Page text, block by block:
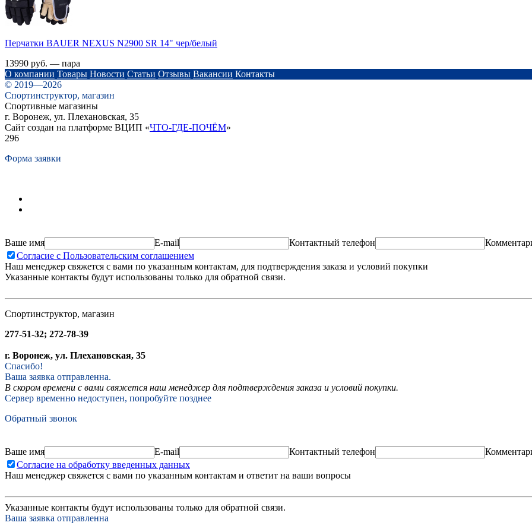
Перчатки BAUER NEXUS N2900 SR 14" чер/белый
13990 руб. — пара
О компании Товары Новости Статьи Отзывы Вакансии Контакты
© 2019—2026
Спортинструктор, магазин
Спортивные магазины
г. Воронеж, ул. Плехановская, 35
Сайт создан на платформе ВЦИП «ЧТО-ГДЕ-ПОЧЁМ»
296
Форма заявки
Ваше имя E-mail Контактный телефон
Согласие с Пользовательским соглашением
Наш менеджер свяжется с вами по указанным контактам, для подтверждения заказа и условий покупки
Указанные контакты будут использованы только для обратной связи.
Спортинструктор, магазин
277-51-32; 272-78-39
г. Воронеж, ул. Плехановская, 35
Спасибо!
Ваша заявка отправленна.
В скором времени с вами свяжется наш менеджер для подтверждения заказа и условий покупки.
Сервер временно недоступен, попробуйте позднее
Обратный звонок
Ваше имя E-mail Контактный телефон
Согласие на обработку введенных данных
Наш менеджер свяжется с вами по указанным контактам и ответит на ваши вопросы
Указанные контакты будут использованы только для обратной связи.
Ваша заявка отправленна